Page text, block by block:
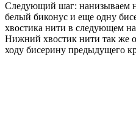
Следующий шаг: нанизываем
белый биконус и еще одну
хвостика нити в следующем
Нижний хвостик нити так же
ходу бисерину предыдущего